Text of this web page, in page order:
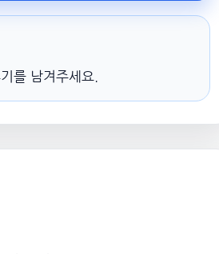
를 남겨주세요.